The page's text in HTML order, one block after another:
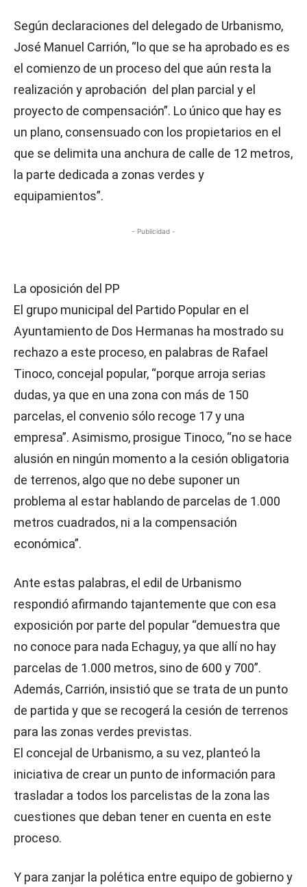
Según declaraciones del delegado de Urbanismo,
José Manuel Carrión, “lo que se ha aprobado es es
el comienzo de un proceso del que aún resta la
realización y aprobación del plan parcial y el
proyecto de compensación”. Lo único que hay es
un plano, consensuado con los propietarios en el
que se delimita una anchura de calle de 12 metros,
la parte dedicada a zonas verdes y
equipamientos”.
- Publicidad -
La oposición del PP
El grupo municipal del Partido Popular en el
Ayuntamiento de Dos Hermanas ha mostrado su
rechazo a este proceso, en palabras de Rafael
Tinoco, concejal popular, “porque arroja serias
dudas, ya que en una zona con más de 150
parcelas, el convenio sólo recoge 17 y una
empresa”. Asimismo, prosigue Tinoco, “no se hace
alusión en ningún momento a la cesión obligatoria
de terrenos, algo que no debe suponer un
problema al estar hablando de parcelas de 1.000
metros cuadrados, ni a la compensación
económica”.
Ante estas palabras, el edil de Urbanismo
respondió afirmando tajantemente que con esa
exposición por parte del popular “demuestra que
no conoce para nada Echaguy, ya que allí no hay
parcelas de 1.000 metros, sino de 600 y 700”.
Además, Carrión, insistió que se trata de un punto
de partida y que se recogerá la cesión de terrenos
para las zonas verdes previstas.
El concejal de Urbanismo, a su vez, planteó la
iniciativa de crear un punto de información para
trasladar a todos los parcelistas de la zona las
cuestiones que deban tener en cuenta en este
proceso.
Y para zanjar la polética entre equipo de gobierno y